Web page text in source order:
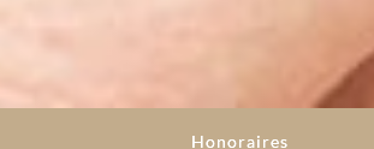
Honoraires